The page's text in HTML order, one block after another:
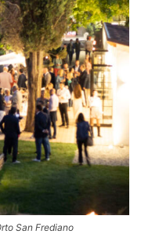
San Frediano